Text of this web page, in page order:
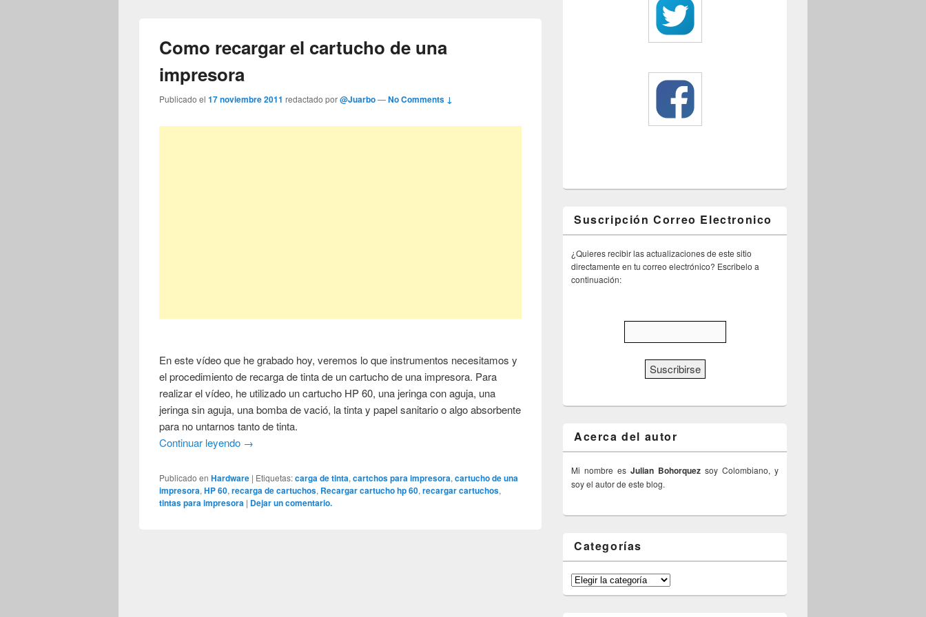
Como recargar el cartucho de una
impresora
Publicado el17 noviembre 2011 redactado por@Juarbo—No Comments ↓
En este vídeo que he grabado hoy, veremos lo que instrumentos necesitamos y
el procedimiento de recarga de tinta de un cartucho de una impresora. Para
realizar el vídeo, he utilizado un cartucho HP 60, una jeringa con aguja, una
jeringa sin aguja, una bomba de vació, la tinta y papel sanitario o algo absorbente
para no untarnos tanto de tinta.
Continuar leyendo →
Publicado en Hardware | Etiquetas:carga de tinta,cartchos para impresora,cartucho de una
impresora,HP 60,recarga de cartuchos, Recargar cartucho hp 60,recargar cartuchos,
tintas para impresora | Dejar un comentario.
Suscripción Correo Electronico
¿Quieres recibir las actualizaciones de este sitio
directamente en tu correo electrónico? Escribelo a
continuación:
Acerca del autor
Mi nombre es Julian Bohorquez soy Colombiano, y
soy el autor de este blog.
Categorías
Categorías